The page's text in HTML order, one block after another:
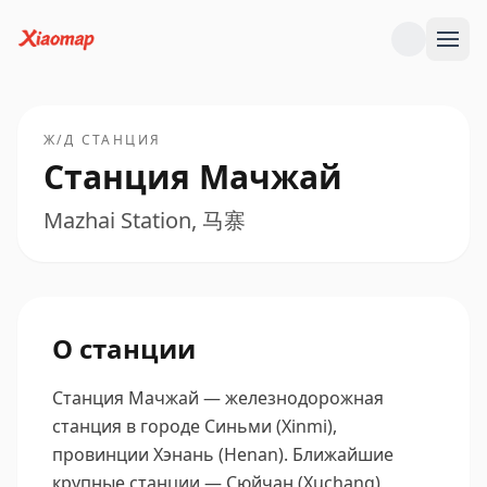
Ж/Д СТАНЦИЯ
Станция Мачжай
Mazhai Station, 马寨
О станции
Станция Мачжай — железнодорожная
станция в городе Синьми (Xinmi),
провинции Хэнань (Henan). Ближайшие